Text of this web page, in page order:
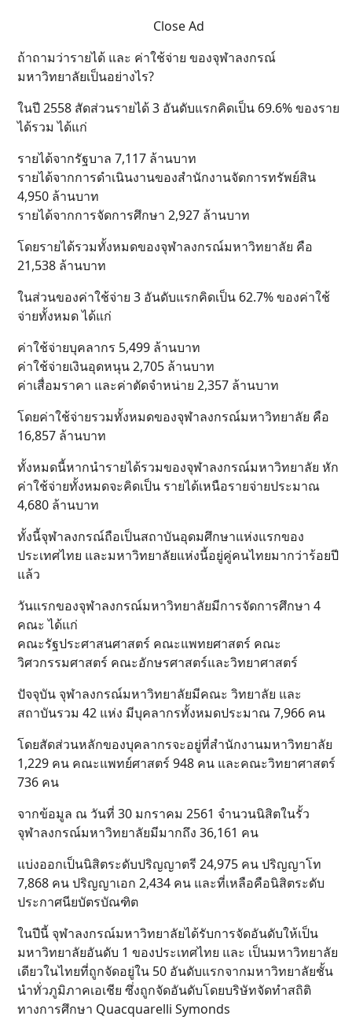
Close Ad
ถ้าถามว่ารายได้ และ ค่าใช้จ่าย ของจุฬาลงกรณ์
มหาวิทยาลัยเป็นอย่างไร?
ในปี 2558 สัดส่วนรายได้ 3 อันดับแรกคิดเป็น 69.6% ของราย
ได้รวม ได้แก่
รายได้จากรัฐบาล 7,117 ล้านบาท
รายได้จากการดำเนินงานของสำนักงานจัดการทรัพย์สิน
4,950 ล้านบาท
รายได้จากการจัดการศึกษา 2,927 ล้านบาท
โดยรายได้รวมทั้งหมดของจุฬาลงกรณ์มหาวิทยาลัย คือ
21,538 ล้านบาท
ในส่วนของค่าใช้จ่าย 3 อันดับแรกคิดเป็น 62.7% ของค่าใช้
จ่ายทั้งหมด ได้แก่
ค่าใช้จ่ายบุคลากร 5,499 ล้านบาท
ค่าใช้จ่ายเงินอุดหนุน 2,705 ล้านบาท
ค่าเสื่อมราคา และค่าตัดจำหน่าย 2,357 ล้านบาท
โดยค่าใช้จ่ายรวมทั้งหมดของจุฬาลงกรณ์มหาวิทยาลัย คือ
16,857 ล้านบาท
ทั้งหมดนี้หากนำรายได้รวมของจุฬาลงกรณ์มหาวิทยาลัย หัก
ค่าใช้จ่ายทั้งหมดจะคิดเป็น รายได้เหนือรายจ่ายประมาณ
4,680 ล้านบาท
ทั้งนี้จุฬาลงกรณ์ถือเป็นสถาบันอุดมศึกษาแห่งแรกของ
ประเทศไทย และมหาวิทยาลัยแห่งนี้อยู่คู่คนไทยมากว่าร้อยปี
แล้ว
วันแรกของจุฬาลงกรณ์มหาวิทยาลัยมีการจัดการศึกษา 4
คณะ ได้แก่
คณะรัฐประศาสนศาสตร์ คณะแพทยศาสตร์ คณะ
วิศวกรรมศาสตร์ คณะอักษรศาสตร์และวิทยาศาสตร์
ปัจจุบัน จุฬาลงกรณ์มหาวิทยาลัยมีคณะ วิทยาลัย และ
สถาบันรวม 42 แห่ง มีบุคลากรทั้งหมดประมาณ 7,966 คน
โดยสัดส่วนหลักของบุคลากรจะอยู่ที่สำนักงานมหาวิทยาลัย
1,229 คน คณะแพทย์ศาสตร์ 948 คน และคณะวิทยาศาสตร์
736 คน
จากข้อมูล ณ วันที่ 30 มกราคม 2561 จำนวนนิสิตในรั้ว
จุฬาลงกรณ์มหาวิทยาลัยมีมากถึง 36,161 คน
แบ่งออกเป็นนิสิตระดับปริญญาตรี 24,975 คน ปริญญาโท
7,868 คน ปริญญาเอก 2,434 คน และที่เหลือคือนิสิตระดับ
ประกาศนียบัตรบัณฑิต
ในปีนี้ จุฬาลงกรณ์มหาวิทยาลัยได้รับการจัดอันดับให้เป็น
มหาวิทยาลัยอันดับ 1 ของประเทศไทย และ เป็นมหาวิทยาลัย
เดียวในไทยที่ถูกจัดอยู่ใน 50 อันดับแรกจากมหาวิทยาลัยชั้น
นำทั่วภูมิภาคเอเชีย ซึ่งถูกจัดอันดับโดยบริษัทจัดทำสถิติ
ทางการศึกษา Quacquarelli Symonds